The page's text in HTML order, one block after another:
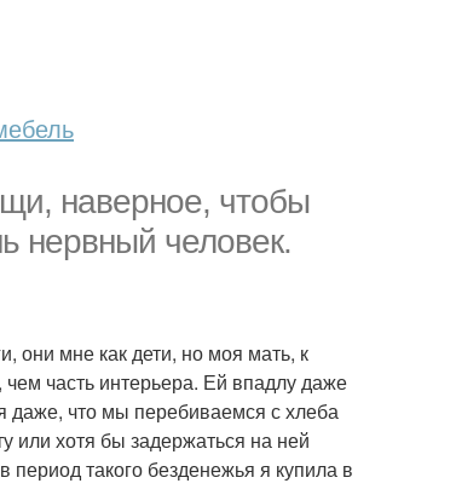
наверное, чтобы
нервный человек.
они мне как дети, но моя мать, к
часть интерьера. Ей впадлу даже
даже, что мы перебиваемся с хлеба
или хотя бы задержаться на ней
такого безденежья я купила в